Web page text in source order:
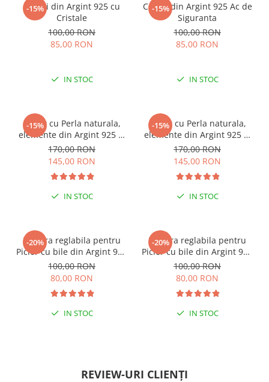
-15%
Cercei din Argint 925 cu
Cristale
100,00 RON
85,00 RON
IN STOC
-15%
Cercei din Argint 925 Ac de
Siguranta
100,00 RON
85,00 RON
IN STOC
-15%
Colier cu Perla naturala,
elemente din Argint 925 si
margele Miyuki, multicolor
170,00 RON
145,00 RON
IN STOC
-15%
Colier cu Perla naturala,
elemente din Argint 925 si
margele Miyuki, verde/kiwi
170,00 RON
145,00 RON
IN STOC
-20%
Bratara reglabila pentru
Picior cu bile din Argint 925
si margele Miyuki rosii
100,00 RON
80,00 RON
IN STOC
-20%
Bratara reglabila pentru
Picior cu bile din Argint 925
si margele Miyuki verzi
100,00 RON
80,00 RON
IN STOC
REVIEW-URI CLIENȚI